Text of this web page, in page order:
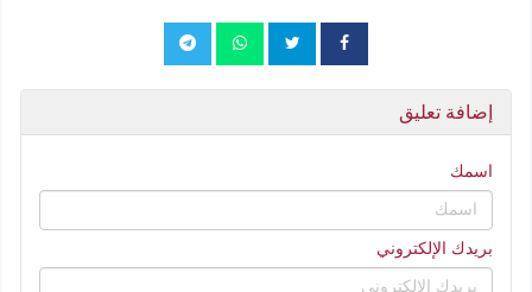
إضافة تعليق
اسمك
بريدك الإلكتروني